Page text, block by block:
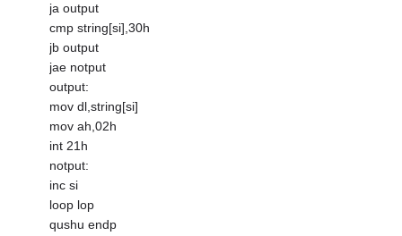
ja output
cmp string[si],30h
jb output
jae notput
output:
mov dl,string[si]
mov ah,02h
int 21h
notput:
inc si
loop lop
qushu endp